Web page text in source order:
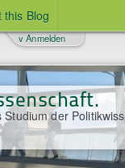
this Blog
der
v Anmelden